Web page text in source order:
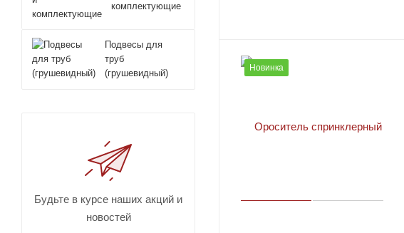
Новинка
комплектующие
Подвесы для
труб
(грушевидный)
Будьте в курсе наших акций и
новостей